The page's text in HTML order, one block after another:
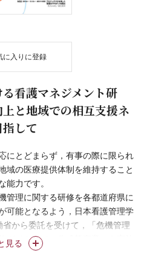
に入りに登録
看護マネジメント研
と地域での相互支援ネ
して
見る
にとどまらず，有事の際に限られ
域の医療提供体制を維持すること
能力です。
管理に関する研修を各都道府県に
可能となるよう，日本看護管理学
から委託を受けて，「危機管理
ガイドライン作成等事業」を実施